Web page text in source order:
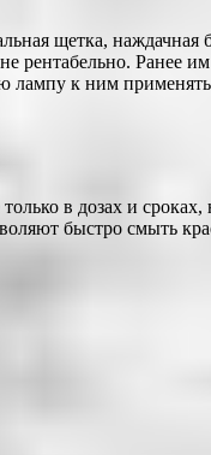
щетка,
Ранее
лампу к ним
в дозах и
быстро смыть